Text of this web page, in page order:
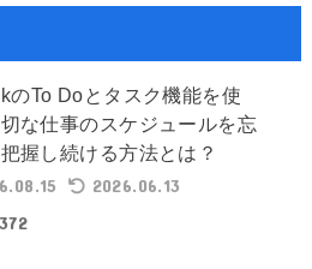
のTo Doとタスク機能を使
な仕事のスケジュールを忘
握し続ける方法とは？
2026.06.13